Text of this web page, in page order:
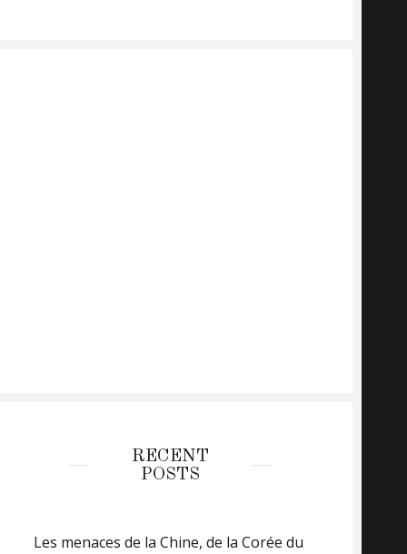
RECENT
POSTS
Les menaces de la Chine, de la Corée du